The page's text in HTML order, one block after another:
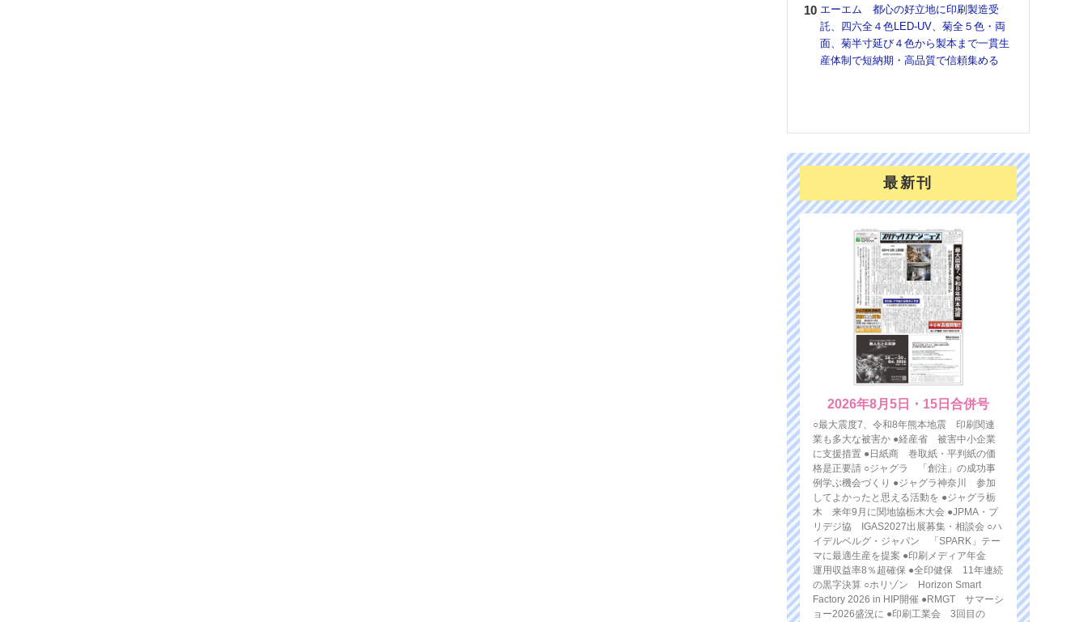
エーエム 都心の好立地に印刷製造受
託、四六全４色LED-UV、菊全５色・両
面、菊半寸延び４色から製本まで一貫生
産体制で短納期・高品質で信頼集める
最新刊
2026年8月5日・15日合併号
○最大震度7、令和8年熊本地震 印刷関連
業も多大な被害か ●経産省 被害中小企業
に支援措置 ●日紙商 巻取紙・平判紙の価
格是正要請 ○ジャグラ 「創注」の成功事
例学ぶ機会づくり ●ジャグラ神奈川 参加
してよかったと思える活動を ●ジャグラ栃
木 来年9月に関地協栃木大会 ●JPMA・プ
リデジ協 IGAS2027出展募集・相談会 ○ハ
イデルベルグ・ジャパン 「SPARK」テー
マに最適生産を提案 ●印刷メディア年金
運用収益率8％超確保 ●全印健保 11年連続
の黒字決算 ○ホリゾン Horizon Smart
Factory 2026 in HIP開催 ●RMGT サマーシ
ョー2026盛況に ●印刷工業会 3回目の